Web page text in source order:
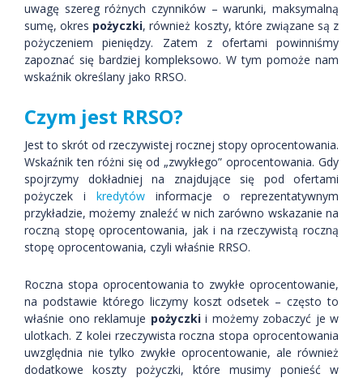
uwagę szereg różnych czynników – warunki, maksymalną
sumę, okres pożyczki, również koszty, które związane są z
pożyczeniem pieniędzy. Zatem z ofertami powinniśmy
zapoznać się bardziej kompleksowo. W tym pomoże nam
wskaźnik określany jako RRSO.
Czym jest RRSO?
Jest to skrót od rzeczywistej rocznej stopy oprocentowania.
Wskaźnik ten różni się od „zwykłego” oprocentowania. Gdy
spojrzymy dokładniej na znajdujące się pod ofertami
pożyczek i kredytów informacje o reprezentatywnym
przykładzie, możemy znaleźć w nich zarówno wskazanie na
roczną stopę oprocentowania, jak i na rzeczywistą roczną
stopę oprocentowania, czyli właśnie RRSO.
Roczna stopa oprocentowania to zwykłe oprocentowanie,
na podstawie którego liczymy koszt odsetek – często to
właśnie ono reklamuje pożyczkii możemy zobaczyć je w
ulotkach. Z kolei rzeczywista roczna stopa oprocentowania
uwzględnia nie tylko zwykłe oprocentowanie, ale również
dodatkowe koszty pożyczki, które musimy ponieść w